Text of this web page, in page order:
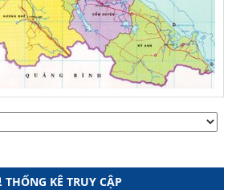
THỐNG KÊ TRUY CẬP